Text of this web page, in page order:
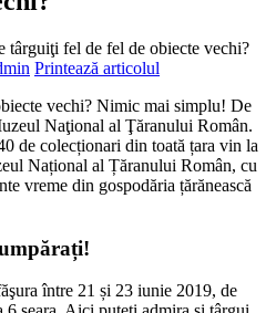
Printează articolul
vechi? Nimic mai simplu! De
Naţional al Ţăranului Român.
de colecționari din toată țara vin la
Național al Țăranului Român, cu
vreme din gospodăria țărănească
între 21 și 23 iunie 2019, de